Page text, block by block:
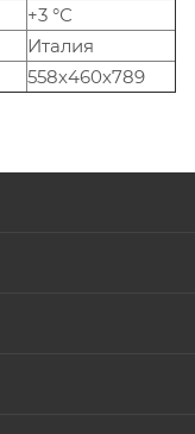
+3 °С
Италия
558х460х789